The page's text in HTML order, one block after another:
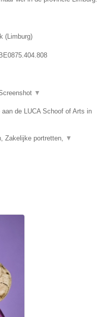
( Limburg)
BE0875.404.808
▼
de LUCA Schoof of Arts in
Zakelijke portretten, ▼